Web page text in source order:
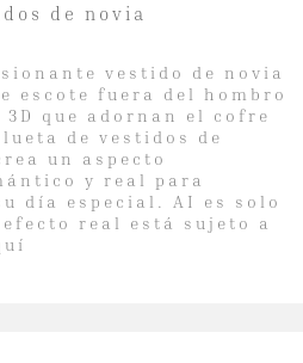
de novia
vestido de novia
escote fuera del hombro
que adornan el cofre
de vestidos de
un aspecto
y real para
día especial. AI es solo
real está sujeto a